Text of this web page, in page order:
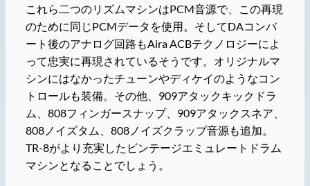
これら二つのリズムマシンはPCM音源で、この再現
のために同じPCMデータを使用。そしてDAコンバ
ート後のアナログ回路もAira ACBテクノロジーによ
って忠実に再現されているそうです。オリジナルマ
シンにはなかったチューンやディケイのようなコン
トロールも装備。その他、909アタックキックドラ
ム、808フィンガースナップ、909アタックスネア、
808ノイズタム、808ノイズクラップ音源も追加。
TR-8がより充実したビンテージエミュレートドラム
マシンとなることでしょう。